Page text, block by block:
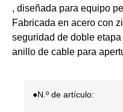
, diseñada para ​​equipo
Fabricada en ​​acero con
seguridad de doble
anillo de cable para
●N.º de artículo: